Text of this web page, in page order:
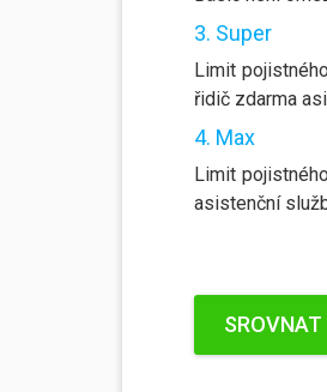
3. Super
Limit
řidič zdarma
4. Max
Limit
asistenční
SROVNAT